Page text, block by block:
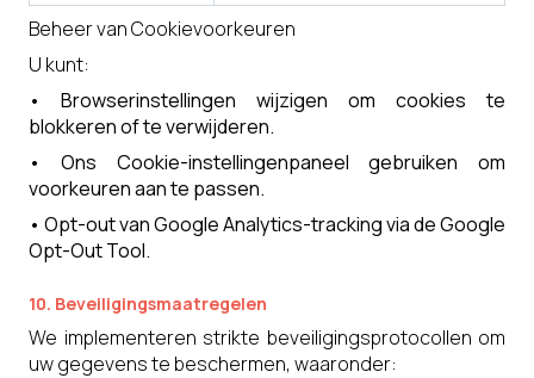
Beheer van Cookievoorkeuren
U kunt:
• Browserinstellingen wijzigen om cookies te
blokkeren of te verwijderen.
• Ons Cookie-instellingenpaneel gebruiken om
voorkeuren aan te passen.
• Opt-out van Google Analytics-tracking via de Google
Opt-Out Tool.
10. Beveiligingsmaatregelen
We implementeren strikte beveiligingsprotocollen om
uw gegevens te beschermen, waaronder: